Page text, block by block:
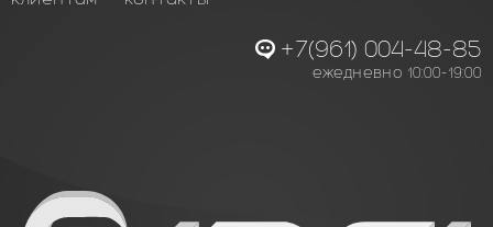
+7(961) 004-48-85
ежедневно 10:00-19:00